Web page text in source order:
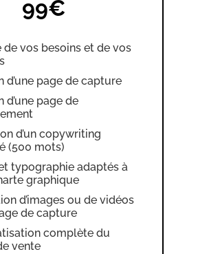
de domaine ou sous-
de la page d’accueil
et intégration de produit
(si nécessaire)
de l’interface formation et
formations sur SIO et
de 2 newsletters
de 2 campagnes d’e-mail
des tags
des règles
mail
mobile et ordinateur
99€
de vos besoins et de vos
d’une page de capture
d’une page de
d’un copywriting
(500 mots)
typographie adaptés à
graphique
d’images ou de vidéos
de capture
complète du
vente